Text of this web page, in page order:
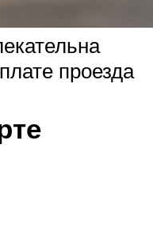
проезда